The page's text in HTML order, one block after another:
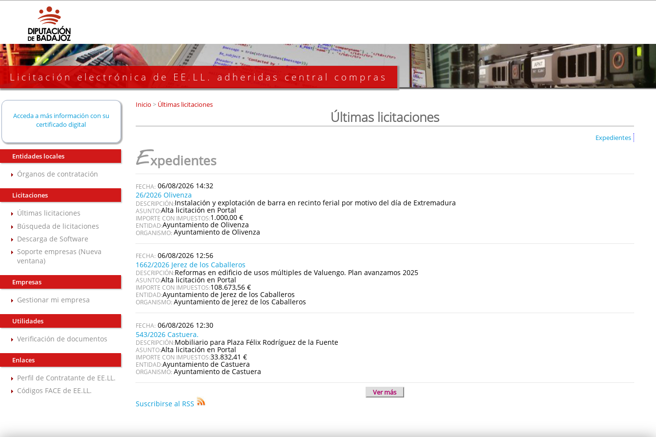
Licitación electrónica de EE.LL. adheridas central compras
Acceda a más información con su
certificado digital
Entidades locales
Órganos de contratación
Licitaciones
Últimas licitaciones
Búsqueda de licitaciones
Descarga de Software
Soporte empresas (Nueva
ventana)
Empresas
Gestionar mi empresa
Utilidades
Verificación de documentos
Enlaces
Perfil de Contratante de EE.LL.
Códigos FACE de EE.LL.
Inicio >Últimas licitaciones
Últimas licitaciones
Expedientes
Expedientes
06/08/2026 14:32
26/2026 Olivenza
DESCRIPCIÓN:Instalación y explotación de barra en recinto ferial por motivo del día de Extremadura
ASUNTO:Alta licitación en Portal
IMPORTE CON IMPUESTOS:1.000,00 €
ENTIDAD:Ayuntamiento de Olivenza
ORGANISMO: Ayuntamiento de Olivenza
06/08/2026 12:56
1662/2026 Jerez de los Caballeros
DESCRIPCIÓN:Reformas en edificio de usos múltiples de Valuengo. Plan avanzamos 2025
ASUNTO:Alta licitación en Portal
IMPORTE CON IMPUESTOS:108.673,56 €
ENTIDAD:Ayuntamiento de Jerez de los Caballeros
ORGANISMO: Ayuntamiento de Jerez de los Caballeros
06/08/2026 12:30
543/2026 Castuera.
DESCRIPCIÓN:Mobiliario para Plaza Félix Rodríguez de la Fuente
ASUNTO:Alta licitación en Portal
IMPORTE CON IMPUESTOS:33.832,41 €
ENTIDAD:Ayuntamiento de Castuera
ORGANISMO: Ayuntamiento de Castuera
Ver más
Suscribirse al RSS